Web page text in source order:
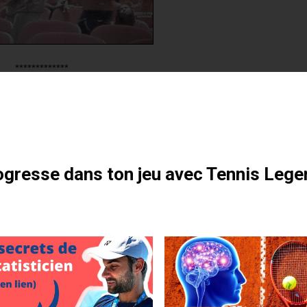
*************
*************
dans ton jeu avec Tennis